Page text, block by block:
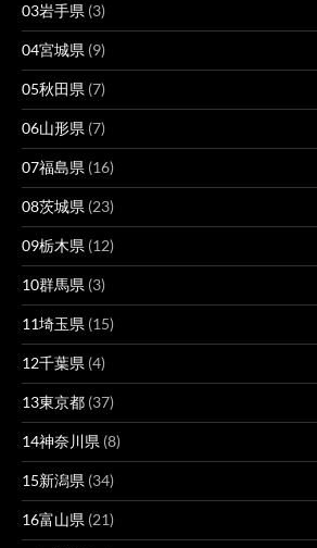
03岩手県 (3)
04宮城県 (9)
05秋田県 (7)
06山形県 (7)
07福島県 (16)
08茨城県 (23)
09栃木県 (12)
10群馬県 (3)
11埼玉県 (15)
12千葉県 (4)
13東京都 (37)
14神奈川県 (8)
15新潟県 (34)
16富山県 (21)